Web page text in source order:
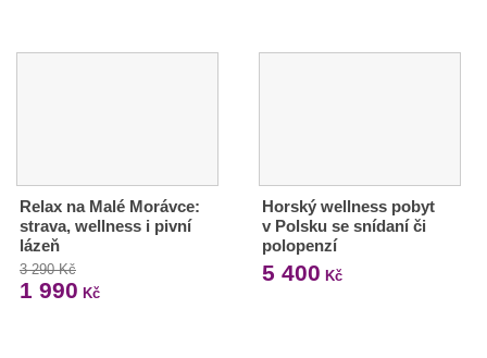
Relax na Malé Morávce:
strava, wellness i pivní
lázeň
3 290 Kč
1 990 Kč
Horský wellness pobyt
v Polsku se snídaní či
polopenzí
5 400 Kč